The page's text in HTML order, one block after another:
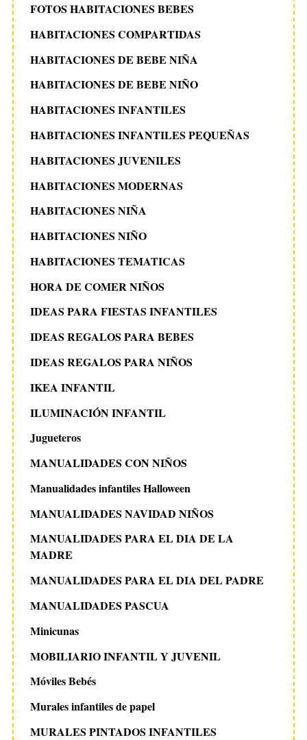
FOTOS HABITACIONES BEBES
HABITACIONES COMPARTIDAS
HABITACIONES DE BEBE NIÑA
HABITACIONES DE BEBE NIÑO
HABITACIONES INFANTILES
HABITACIONES INFANTILES PEQUEÑAS
HABITACIONES JUVENILES
HABITACIONES MODERNAS
HABITACIONES NIÑA
HABITACIONES NIÑO
HABITACIONES TEMATICAS
HORA DE COMER NIÑOS
IDEAS PARA FIESTAS INFANTILES
IDEAS REGALOS PARA BEBES
IDEAS REGALOS PARA NIÑOS
IKEA INFANTIL
ILUMINACIÓN INFANTIL
Jugueteros
MANUALIDADES CON NIÑOS
Manualidades infantiles Halloween
MANUALIDADES NAVIDAD NIÑOS
MANUALIDADES PARA EL DIA DE LA
MADRE
MANUALIDADES PARA EL DIA DEL PADRE
MANUALIDADES PASCUA
Minicunas
MOBILIARIO INFANTIL Y JUVENIL
Móviles Bebés
Murales infantiles de papel
MURALES PINTADOS INFANTILES